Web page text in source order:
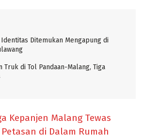
Ditemukan Mengapung di
Truk di Tol Pandaan-Malang, Tiga
Kepanjen Malang Tewas
di Dalam Rumah